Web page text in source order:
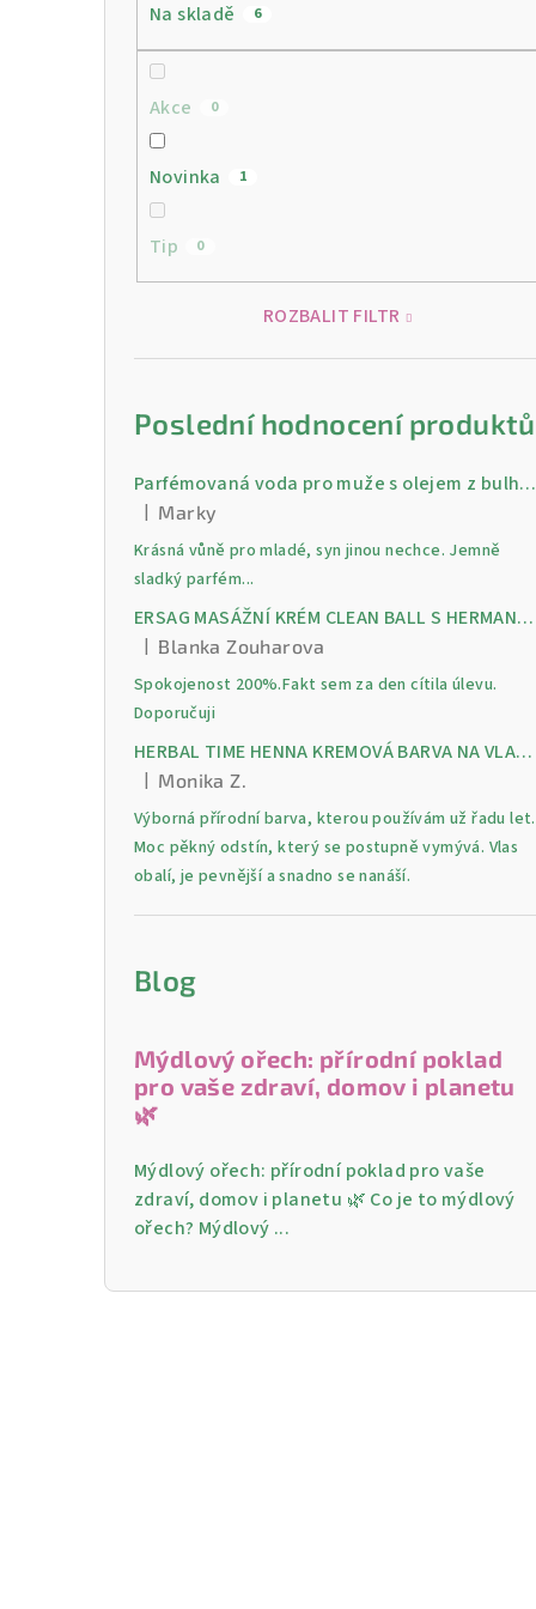
Na skladě 6
Akce 0
Novinka 1
Tip 0
ROZBALIT FILTR
Poslední hodnocení produktů
Parfémovaná voda pro muže s olejem z bulharské růži Gold 30 ml
Hodnocení produktu je 5 z 5 hvězdiček.
| Marky
Krásná vůně pro mladé, syn jinou nechce. Jemně
sladký parfém...
ERSAG MASÁŽNÍ KRÉM CLEAN BALL S HERMANKEM A MENTOLEM pro úlevu od bolesti, otoků a napětí ve svalech
Hodnocení produktu je 5 z 5 hvězdiček.
| Blanka Zouharova
Spokojenost 200%.Fakt sem za den cítila úlevu.
Doporučuji
HERBAL TIME HENNA KREMOVÁ BARVA NA VLASY 9 Lilek 75 ml
Hodnocení produktu je 5 z 5 hvězdiček.
| Monika Z.
Výborná přírodní barva, kterou používám už řadu let.
Moc pěkný odstín, který se postupně vymývá. Vlas
obalí, je pevnější a snadno se nanáší.
Blog
Mýdlový ořech: přírodní poklad
pro vaše zdraví, domov i planetu
🌿
Mýdlový ořech: přírodní poklad pro vaše
zdraví, domov i planetu 🌿 Co je to mýdlový
ořech? Mýdlový ...